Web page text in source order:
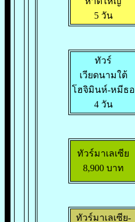
5 วัน
ทัวร์
เวียดนามใต้
โฮจิมินห์-หมีธอ
4 วัน
ทัวร์มาเลเซีย
8,900 บาท
ทัวร์มาเลเซีย-